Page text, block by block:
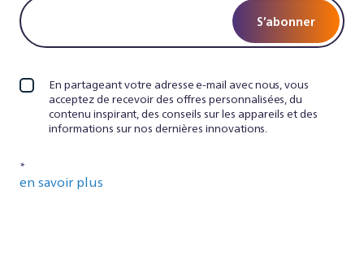
S’abonner
En partageant votre adresse e-mail avec nous, vous
acceptez de recevoir des offres personnalisées, du
contenu inspirant, des conseils sur les appareils et des
informations sur nos dernières innovations.
*
en savoir plus